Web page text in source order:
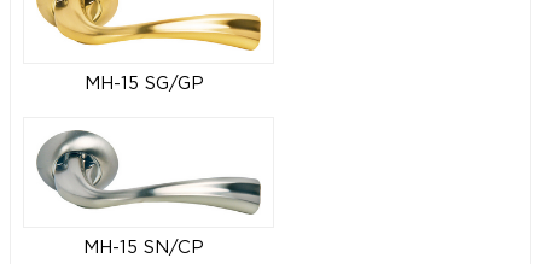
MH-15 SG/GP
MH-15 SN/CP